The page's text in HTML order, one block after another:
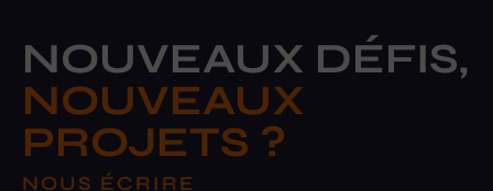
NOUVEAUX DÉFIS,
NOUVEAUX
PROJETS ?
NOUS ÉCRIRE